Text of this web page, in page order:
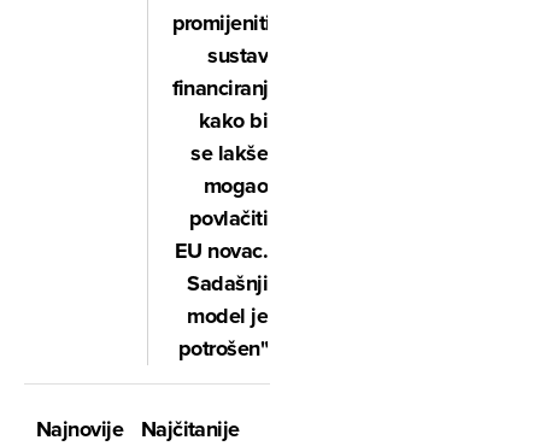
promijeniti
sustav
financiranja,
kako bi
se lakše
mogao
povlačiti
EU novac.
Sadašnji
model je
potrošen"
Najnovije
Najčitanije